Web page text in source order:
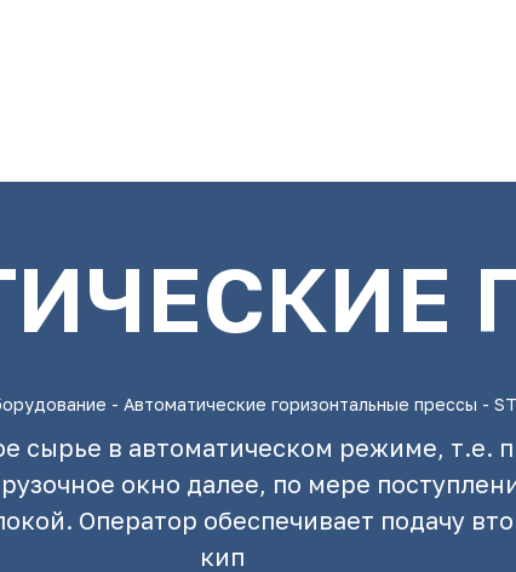
- Автоматические горизонтальные прессы -
сырье в автоматическом режиме, т.е.
окно далее, по мере
Оператор обеспечивает подачу
кип